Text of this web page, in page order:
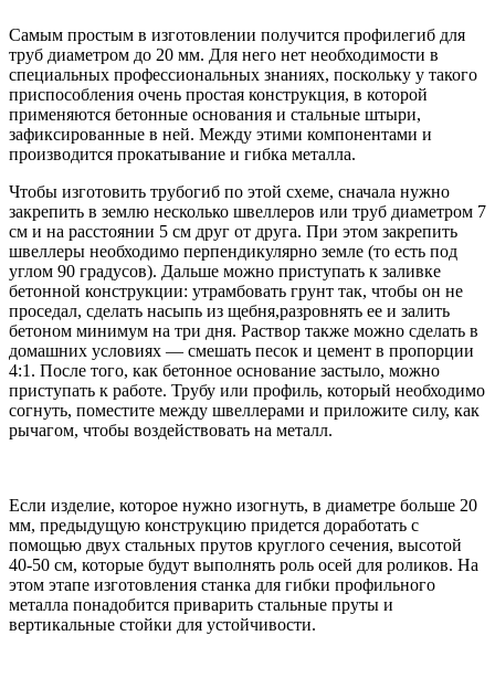
Самым простым в изготовлении получится профилегиб для
труб диаметром до 20 мм. Для него нет необходимости в
специальных профессиональных знаниях, поскольку у такого
приспособления очень простая конструкция, в которой
применяются бетонные основания и стальные штыри,
зафиксированные в ней. Между этими компонентами и
производится прокатывание и гибка металла.
Чтобы изготовить трубогиб по этой схеме, сначала нужно
закрепить в землю несколько швеллеров или труб диаметром 7
см и на расстоянии 5 см друг от друга. При этом закрепить
швеллеры необходимо перпендикулярно земле (то есть под
углом 90 градусов). Дальше можно приступать к заливке
бетонной конструкции: утрамбовать грунт так, чтобы он не
проседал, сделать насыпь из щебня,разровнять ее и залить
бетоном минимум на три дня. Раствор также можно сделать в
домашних условиях — смешать песок и цемент в пропорции
4:1. После того, как бетонное основание застыло, можно
приступать к работе. Трубу или профиль, который необходимо
согнуть, поместите между швеллерами и приложите силу, как
рычагом, чтобы воздействовать на металл.
Если изделие, которое нужно изогнуть, в диаметре больше 20
мм, предыдущую конструкцию придется доработать с
помощью двух стальных прутов круглого сечения, высотой
40-50 см, которые будут выполнять роль осей для роликов. На
этом этапе изготовления станка для гибки профильного
металла понадобится приварить стальные пруты и
вертикальные стойки для устойчивости.